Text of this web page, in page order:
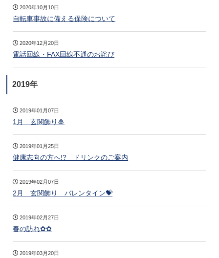
2020年10月10日
自転車事故に備える保険について
2020年12月20日
電話回線・FAX回線不通のお詫び
2019年
2019年01月07日
1月 玄関飾り🎍
2019年01月25日
健康志向の方へ!? ドリンクのご案内
2019年02月07日
2月 玄関飾り バレンタイン💝
2019年02月27日
春の訪れ✿✿
2019年03月20日